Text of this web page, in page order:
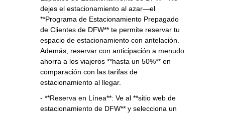
dejes el estacionamiento al azar—el
**Programa de Estacionamiento Prepagado
de Clientes de DFW** te permite reservar tu
espacio de estacionamiento con antelación.
Además, reservar con anticipación a menudo
ahorra a los viajeros **hasta un 50%** en
comparación con las tarifas de
estacionamiento al llegar.
- **Reserva en Línea**: Ve al **sitio web de
estacionamiento de DFW** y selecciona un